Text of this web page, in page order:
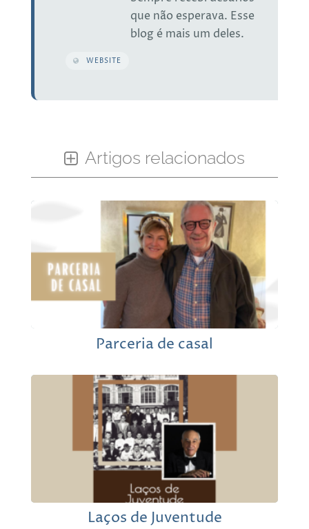
que não esperava. Esse
blog é mais um deles.
WEBSITE
Artigos relacionados
Parceria de casal
Laços de Juventude